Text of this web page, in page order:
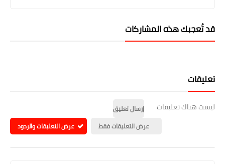
قد تُعجبك هذه المشاركات
تعليقات
ليست هناك تعليقات
إرسال تعليق
عرض التعليقات فقط
عرض التعليقات والردود